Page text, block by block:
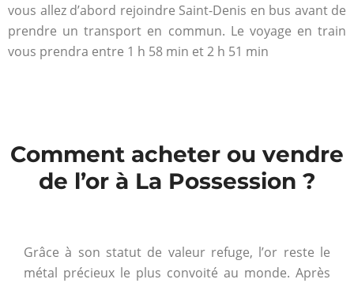
vous allez d’abord rejoindre Saint-Denis en bus avant de
prendre un transport en commun. Le voyage en train
vous prendra entre 1 h 58 min et 2 h 51 min
Comment acheter ou vendre
de l’or à La Possession ?
Grâce à son statut de valeur refuge, l’or reste le
métal précieux le plus convoité au monde. Après